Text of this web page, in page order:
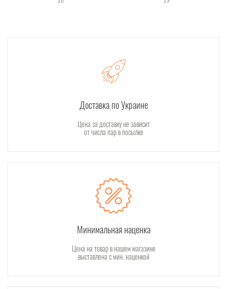
Доставка по Украине
Цена за доставку не зависит
от числа пар в посылке
Минимальная наценка
Цена на товар в нашем магазине
выставлена с мин. наценкой